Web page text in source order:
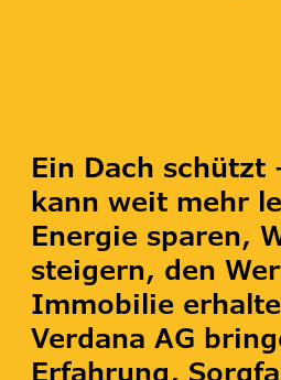
Ein Dach schützt
kann weit mehr
Energie sparen,
steigern, den
Immobilie
Verdana AG
Erfahrung,